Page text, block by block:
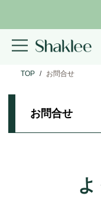
TOP お問合せ
お問合せ
よ